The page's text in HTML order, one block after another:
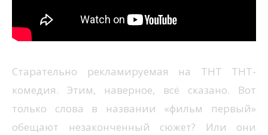
Старательно рекламируемая на ТНТ ТНТ-
комедия. Этим, наверное, всё сказано. Вот
только слова в названии «фильм первый»
обещают незаконченный сюжет? Или они